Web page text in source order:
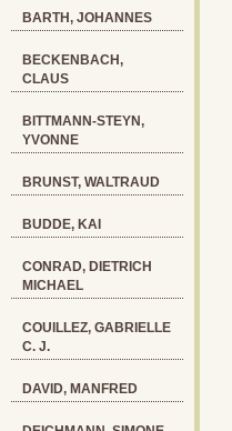
BARTH, JOHANNES
BECKENBACH,
CLAUS
BITTMANN-STEYN,
YVONNE
BRUNST, WALTRAUD
BUDDE, KAI
CONRAD, DIETRICH
MICHAEL
COUILLEZ, GABRIELLE
C. J.
DAVID, MANFRED